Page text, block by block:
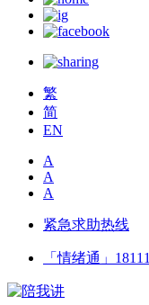
繁
简
EN
A
A
A
紧急求助热线
「情绪通」